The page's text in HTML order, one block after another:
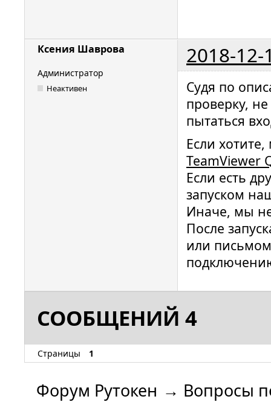
Ксения Шаврова 2018-12-
Администратор
Неактивен
Судя по
проверку,
пытаться
Если
TeamViewer
Если есть
запуском
Иначе, мы
После
или
СООБЩЕНИЙ 4
Страницы 1
Форум Рутокен → Вопросы